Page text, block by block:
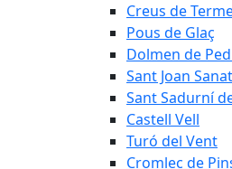
Creus de
Pous de Glaç
Dolmen de
Sant Joan
Sant Sadurní
Castell Vell
Turó del Vent
Cromlec de